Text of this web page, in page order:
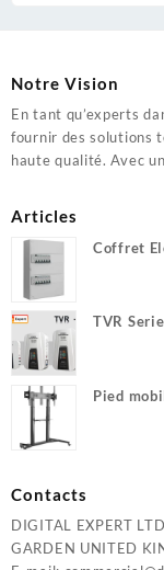
Notre Vision
En tant qu’experts
fournir des solutions
haute qualité. Avec
Articles
Coffret
TVR
Pied
Contacts
DIGITAL EXPERT
GARDEN UNITED